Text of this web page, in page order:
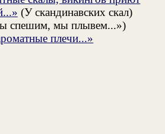
(У скандинавских скал)
спешим, мы плывем...»)
плечи...»